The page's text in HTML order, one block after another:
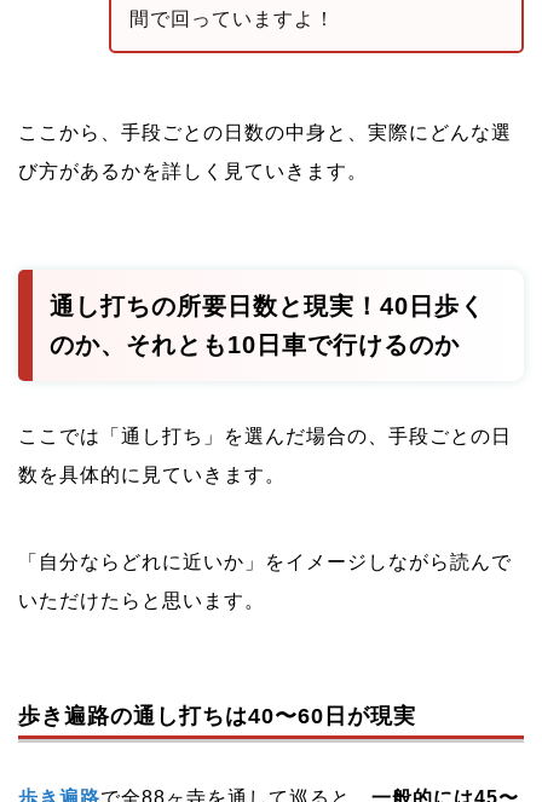
間で回っていますよ！
ここから、手段ごとの日数の中身と、実際にどんな選
び方があるかを詳しく見ていきます。
通し打ちの所要日数と現実！40日歩く
のか、それとも10日車で行けるのか
ここでは「通し打ち」を選んだ場合の、手段ごとの日
数を具体的に見ていきます。
「自分ならどれに近いか」をイメージしながら読んで
いただけたらと思います。
歩き遍路の通し打ちは40〜60日が現実
歩き遍路で全88ヶ寺を通して巡ると、 一般的には45〜